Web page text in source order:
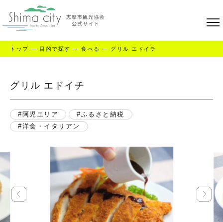
トップ — 目的で探す — 食べる — グリル エドイチ
グリル エドイチ
阿児エリア
ふるさと納税
洋食・イタリアン